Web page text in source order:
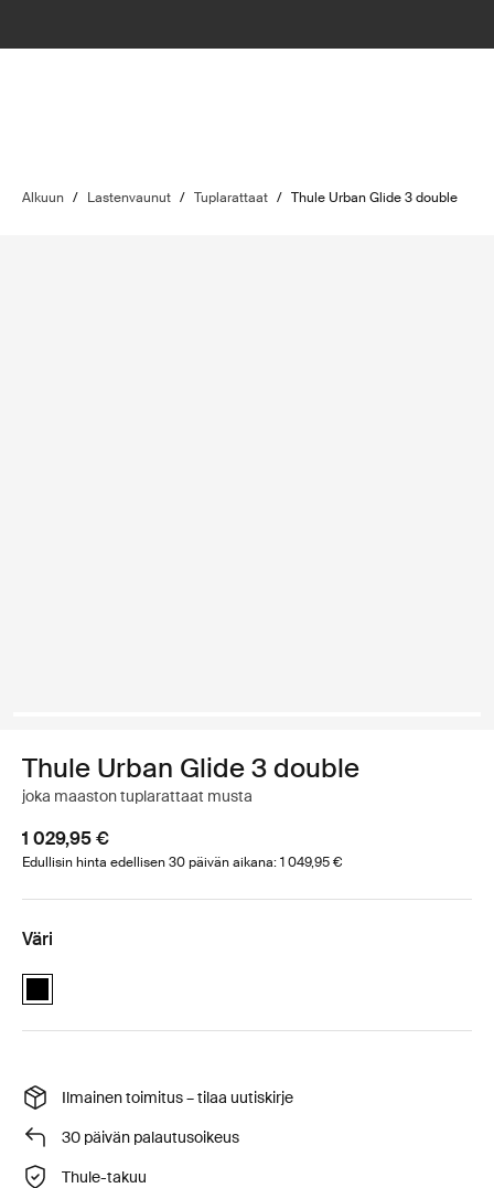
Alkuun / Lastenvaunut / Tuplarattaat / Thule Urban Glide 3 double
Thule Urban Glide 3 double
joka maaston tuplarattaat musta
1 029,95 €
Edullisin hinta edellisen 30 päivän aikana: 1 049,95 €
Väri
Thule Urban Glide 3 double Musta (selected)
Ilmainen toimitus – tilaa uutiskirje
30 päivän palautusoikeus
Thule-takuu